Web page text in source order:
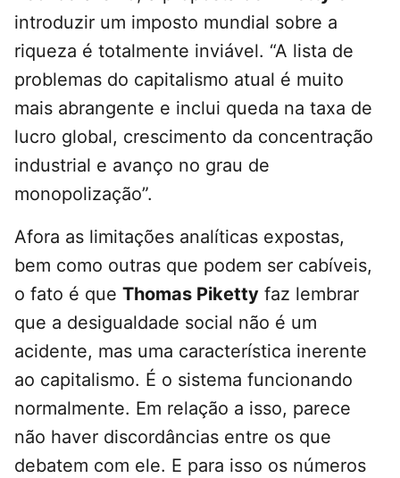
introduzir um imposto mundial sobre a
riqueza é totalmente inviável. “A lista de
problemas do capitalismo atual é muito
mais abrangente e inclui queda na taxa de
lucro global, crescimento da concentração
industrial e avanço no grau de
monopolização”.
Afora as limitações analíticas expostas,
bem como outras que podem ser cabíveis,
o fato é que Thomas Piketty faz lembrar
que a desigualdade social não é um
acidente, mas uma característica inerente
ao capitalismo. É o sistema funcionando
normalmente. Em relação a isso, parece
não haver discordâncias entre os que
debatem com ele. E para isso os números